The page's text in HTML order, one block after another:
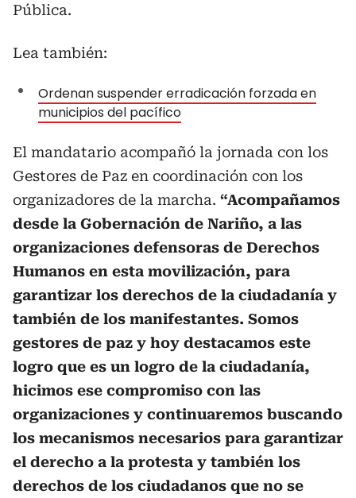
Pública.
Lea también:
Ordenan suspender erradicación forzada en
municipios del pacífico
El mandatario acompañó la jornada con los
Gestores de Paz en coordinación con los
organizadores de la marcha. “Acompañamos
desde la Gobernación de Nariño, a las
organizaciones defensoras de Derechos
Humanos en esta movilización, para
garantizar los derechos de la ciudadanía y
también de los manifestantes. Somos
gestores de paz y hoy destacamos este
logro que es un logro de la ciudadanía,
hicimos ese compromiso con las
organizaciones y continuaremos buscando
los mecanismos necesarios para garantizar
el derecho a la protesta y también los
derechos de los ciudadanos que no se